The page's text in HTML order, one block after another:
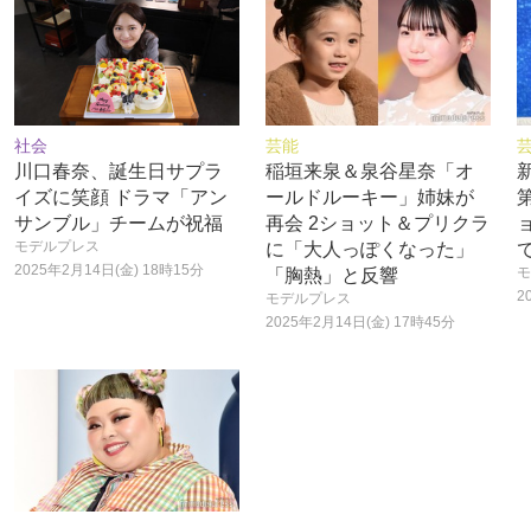
社会
川口春奈、誕生日サプラ
イズに笑顔 ドラマ「アン
サンブル」チームが祝福
モデルプレス
2025年2月14日(金) 18時15分
芸能
稲垣来泉＆泉谷星奈「オ
ールドルーキー」姉妹が
再会 2ショット＆プリクラ
に「大人っぽくなった」
「胸熱」と反響
モデルプレス
2025年2月14日(金) 17時45分